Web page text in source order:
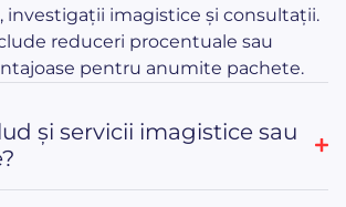
investigații imagistice și consultații.
reduceri procentuale sau
pentru anumite pachete.
și servicii imagistice sau